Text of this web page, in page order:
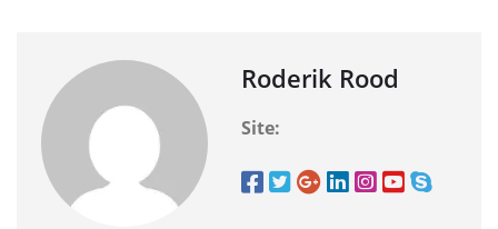
Roderik Rood
Site: